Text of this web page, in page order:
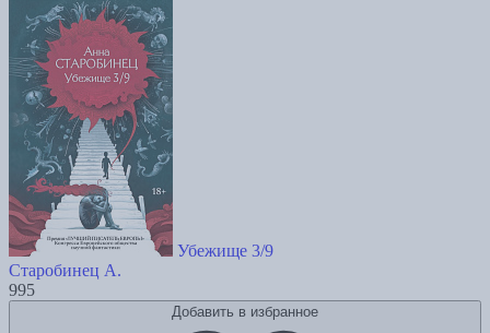
Убежище 3/9
Старобинец А.
995
Добавить в избранное